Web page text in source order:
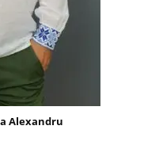
Alexandru